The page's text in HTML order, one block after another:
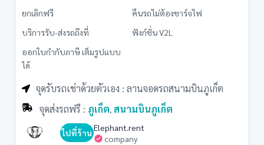
ยกเลิกฟรี
คืนรถไม่ต้องชาร์จไฟ
บริการรับ-ส่งรถถึงที่
ฟังก์ชั่น V2L
ออกใบกำกับภาษี เต็มรูปแบบ
ได้
จุดรับรถเช่าด้วยตัวเอง : ลานจอดรถสนามบินภูเก็ต
จุดส่งรถฟรี : ภูเก็ต, สนามบินภูเก็ต
ไปที่ร้าน
company
Elephant.rent